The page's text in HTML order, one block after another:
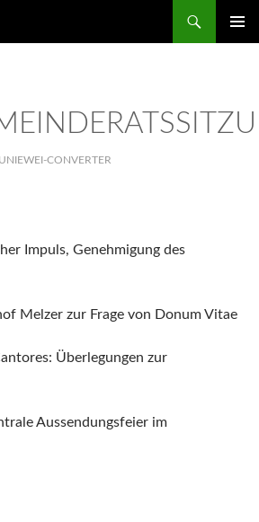
CONVERTER
Impuls, Genehmigung des
Melzer zur Frage von Donum Vitae
Überlegungen zur
Aussendungsfeier im